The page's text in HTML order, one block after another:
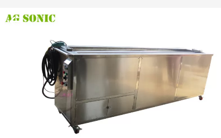
ΠΡΟΪΌΝΤΑ
ΕΜΦΆΝΙΣΗ
Technology
limited.